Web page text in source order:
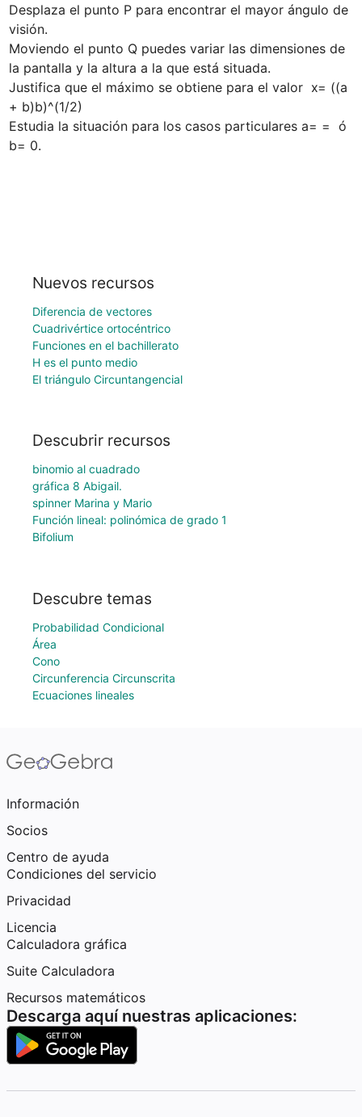
Desplaza el punto P para encontrar el mayor ángulo de
visión.
Moviendo el punto Q puedes variar las dimensiones de
la pantalla y la altura a la que está situada.
Justifica que el máximo se obtiene para el valor  x= ((a
+ b)b)^(1/2)
Estudia la situación para los casos particulares a= =  ó
b= 0.
Nuevos recursos
Diferencia de vectores
Cuadrivértice ortocéntrico
Funciones en el bachillerato
H es el punto medio
El triángulo Circuntangencial
Descubrir recursos
binomio al cuadrado
gráfica 8 Abigail.
spinner Marina y Mario
Función lineal: polinómica de grado 1
Bifolium
Descubre temas
Probabilidad Condicional
Área
Cono
Circunferencia Circunscrita
Ecuaciones lineales
Información
Socios
Centro de ayuda
Condiciones del servicio
Privacidad
Licencia
Calculadora gráfica
Suite Calculadora
Recursos matemáticos
Descarga aquí nuestras aplicaciones: